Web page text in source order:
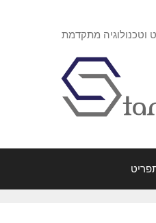
וטכנולוגיה מתקדמת